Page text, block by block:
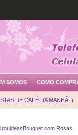
SOMOS COMO
DE CAFÉ DA MANHÃ
Bouquet com Rosas